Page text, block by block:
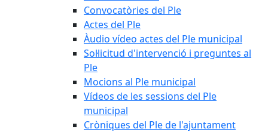
Convocatòries del Ple
Actes del Ple
Àudio vídeo actes del Ple municipal
Sol·licitud d'intervenció i preguntes al
Ple
Mocions al Ple municipal
Vídeos de les sessions del Ple
municipal
Cròniques del Ple de l'ajuntament